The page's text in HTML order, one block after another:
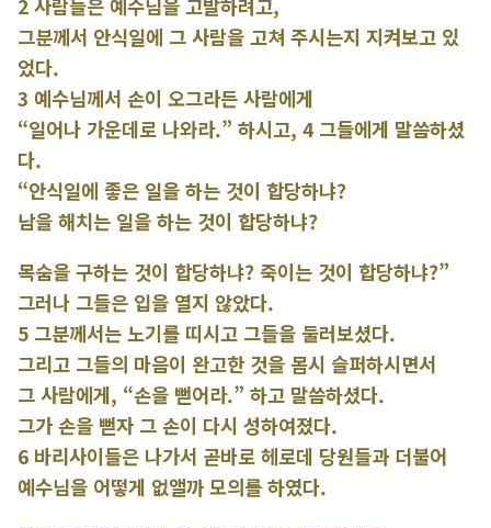
2 사람들은 예수님을 고발하려고,
그분께서 안식일에 그 사람을 고쳐 주시는지 지켜보고 있
었다.
3 예수님께서 손이 오그라든 사람에게
“일어나 가운데로 나와라.” 하시고, 4 그들에게 말씀하셨
다.
“안식일에 좋은 일을 하는 것이 합당하냐?
남을 해치는 일을 하는 것이 합당하냐?
목숨을 구하는 것이 합당하냐? 죽이는 것이 합당하냐?”
그러나 그들은 입을 열지 않았다.
5 그분께서는 노기를 띠시고 그들을 둘러보셨다.
그리고 그들의 마음이 완고한 것을 몹시 슬퍼하시면서
그 사람에게, “손을 뻗어라.” 하고 말씀하셨다.
그가 손을 뻗자 그 손이 다시 성하여졌다.
6 바리사이들은 나가서 곧바로 헤로데 당원들과 더불어
예수님을 어떻게 없앨까 모의를 하였다.